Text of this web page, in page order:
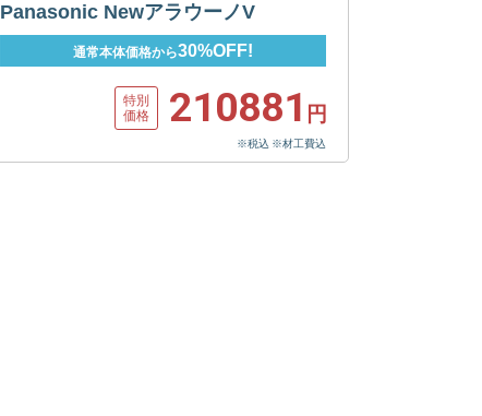
Panasonic NewアラウーノV
通常本体価格から30%OFF!
特別
価格
210881 円
※税込 ※材工費込